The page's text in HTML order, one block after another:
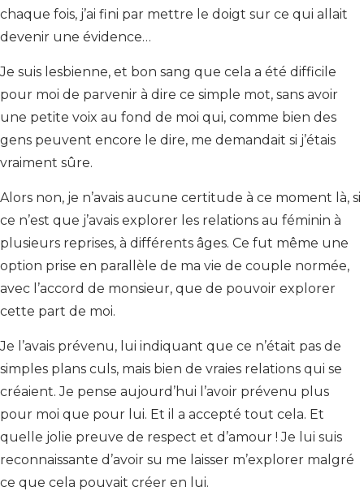
chaque fois, j’ai fini par mettre le doigt sur ce qui allait
devenir une évidence…
Je suis lesbienne, et bon sang que cela a été difficile
pour moi de parvenir à dire ce simple mot, sans avoir
une petite voix au fond de moi qui, comme bien des
gens peuvent encore le dire, me demandait si j’étais
vraiment sûre.
Alors non, je n’avais aucune certitude à ce moment là, si
ce n’est que j’avais explorer les relations au féminin à
plusieurs reprises, à différents âges. Ce fut même une
option prise en parallèle de ma vie de couple normée,
avec l’accord de monsieur, que de pouvoir explorer
cette part de moi.
Je l’avais prévenu, lui indiquant que ce n’était pas de
simples plans culs, mais bien de vraies relations qui se
créaient. Je pense aujourd’hui l’avoir prévenu plus
pour moi que pour lui. Et il a accepté tout cela. Et
quelle jolie preuve de respect et d’amour ! Je lui suis
reconnaissante d’avoir su me laisser m’explorer malgré
ce que cela pouvait créer en lui.